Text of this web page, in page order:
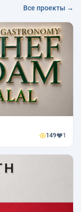
Все проекты →
149 1